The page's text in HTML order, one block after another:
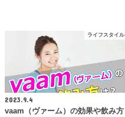
ライフスタイル
2023.9.4
vaam（ヴァーム）の効果や飲み方